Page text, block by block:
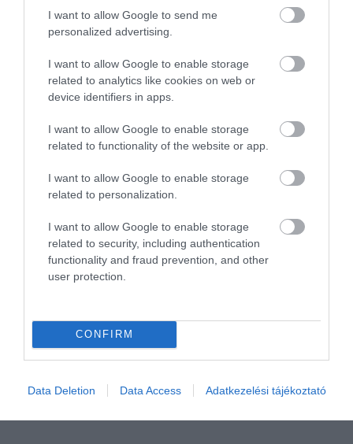
I want to allow Google to send me
personalized advertising.
I want to allow Google to enable storage
related to analytics like cookies on web or
device identifiers in apps.
I want to allow Google to enable storage
related to functionality of the website or app.
I want to allow Google to enable storage
related to personalization.
I want to allow Google to enable storage
related to security, including authentication
functionality and fraud prevention, and other
user protection.
CONFIRM
Data Deletion Data Access Adatkezelési tájékoztató
5.0 1
4 0
2 0